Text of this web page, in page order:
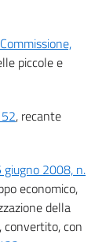
piccole e
, recante
2008, n.
economico,
della
convertito, con